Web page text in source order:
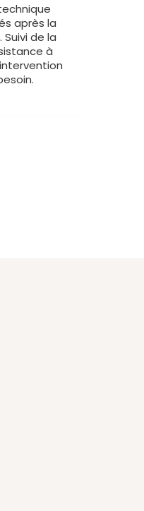
après la
de la
à